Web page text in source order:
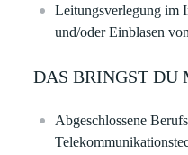
Leitungsverlegung im
und/oder Einblasen
DAS BRINGST DU
Abgeschlossene